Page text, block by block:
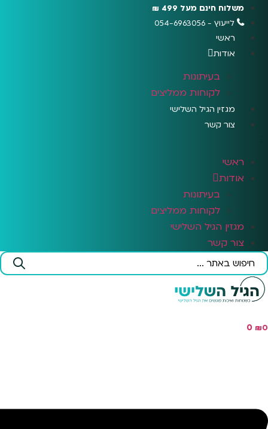
לתוכן
משלוח חינם מעל 499 ₪
לייעוץ - 054-6963056
ראשי
אודות
בעיתונות
לקוחות ממליצים
מגזין הגיל השלישי
צור קשר
ראשי
אודות
בעיתונות
לקוחות ממליצים
מגזין הגיל השלישי
צור קשר
Search
...
₪0
0